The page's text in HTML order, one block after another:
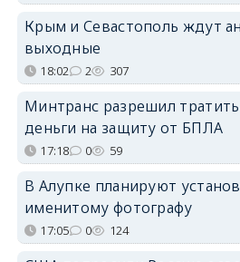
Крым и Севастополь ждут
выходные
18:02 2 307
Минтранс разрешил
деньги на защиту от БПЛА
17:18 0 59
В Алупке планируют
именитому фотографу
17:05 0 124